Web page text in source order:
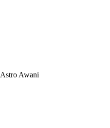
Astro Awani